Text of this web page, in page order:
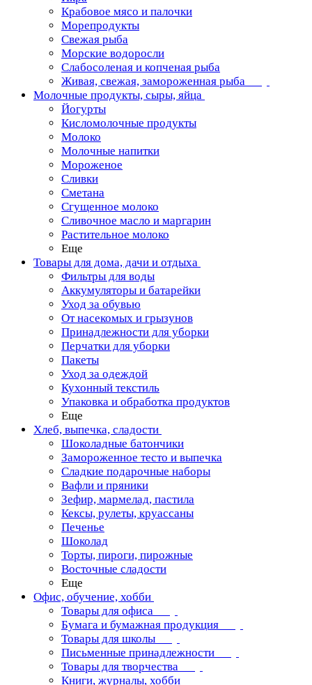
Крабовое мясо и палочки
Морепродукты
Свежая рыба
Морские водоросли
Слабосоленая и копченая рыба
Живая, свежая, замороженная рыба
Молочные продукты, сыры, яйца
Йогурты
Кисломолочные продукты
Молоко
Молочные напитки
Мороженое
Сливки
Сметана
Сгущенное молоко
Сливочное масло и маргарин
Растительное молоко
Еще
Товары для дома, дачи и отдыха
Фильтры для воды
Аккумуляторы и батарейки
Уход за обувью
От насекомых и грызунов
Принадлежности для уборки
Перчатки для уборки
Пакеты
Уход за одеждой
Кухонный текстиль
Упаковка и обработка продуктов
Еще
Хлеб, выпечка, сладости
Шоколадные батончики
Замороженное тесто и выпечка
Сладкие подарочные наборы
Вафли и пряники
Зефир, мармелад, пастила
Кексы, рулеты, круассаны
Печенье
Шоколад
Торты, пироги, пирожные
Восточные сладости
Еще
Офис, обучение, хобби
Товары для офиса
Бумага и бумажная продукция
Товары для школы
Письменные принадлежности
Товары для творчества
Книги, журналы, хобби